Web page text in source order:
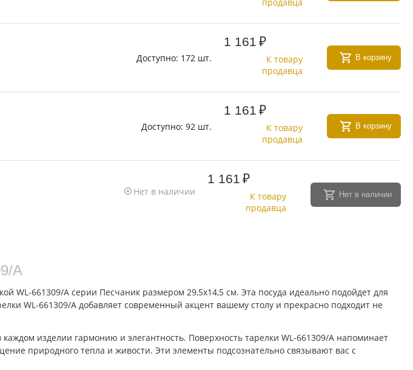
Доступно: 172 шт.
1 161 ₽
К товару
продавца
В корзину
Доступно: 92 шт.
1 161 ₽
К товару
продавца
В корзину
Нет в наличии
1 161 ₽
К товару
продавца
Нет в наличии
A
WL‑661309/A серии Песчаник размером 29,5x14,5 см. Эта посуда идеально подойдет для
WL‑661309/A добавляет современный акцент вашему столу и прекрасно подходит не
изделии гармонию и элегантность. Поверхность тарелки WL‑661309/A напоминает
природного тепла и живости. Эти элементы подсознательно связывают вас с